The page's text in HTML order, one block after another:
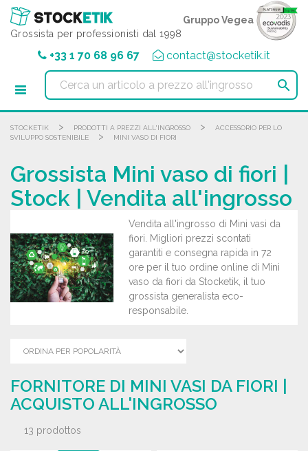
Grossista per professionisti dal 1998
Gruppo Vegea
+33 1 70 68 96 67 contact@stocketik.it

STOCKETIK > PRODOTTI A PREZZI ALL'INGROSSO >
ACCESSORIO PER LO
SVILUPPO SOSTENIBILE
> MINI VASO DI FIORI
Grossista Mini vaso di fiori |
Stock | Vendita all'ingrosso
Vendita all'ingrosso di Mini vasi da
fiori. Migliori prezzi scontati
garantiti e consegna rapida in 72
ore per il tuo ordine online di Mini
vaso da fiori da Stocketik, il tuo
grossista generalista eco-
responsabile.
FORNITORE DI MINI VASI DA FIORI |
ACQUISTO ALL'INGROSSO
13 prodottos
Pannello di gestione dei cookies